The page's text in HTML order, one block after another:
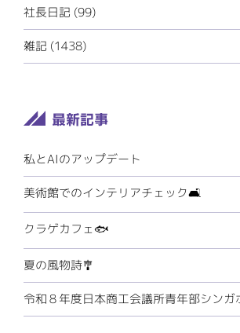
社長日記 (99)
雑記 (1438)
私とAIのアップデート
美術館でのインテリアチェック🛋️
クラゲカフェ🐟
夏の風物詩🎐
令和８年度日本商工会議所青年部シンガ